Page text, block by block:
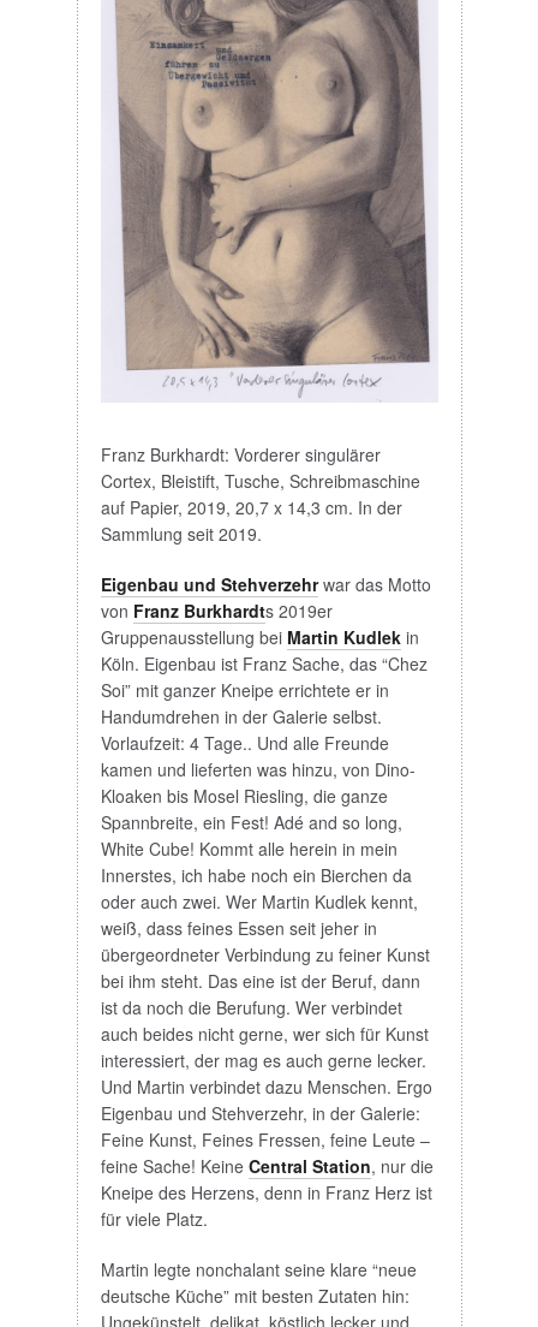
Cortex, Bleistift, Tusche, Schreibmaschine
auf Papier, 2019, 20,7 x 14,3 cm. In der
Sammlung seit 2019.
Eigenbau und Stehverzehr
von
Franz Burkhardt
s 2019er
Gruppenausstellung beiMartin Kudlek
Köln. Eigenbau ist Franz Sache, das “Chez
Soi” mit ganzer Kneipe errichtete er in
Handumdrehen in der Galerie selbst.
Vorlaufzeit: 4 Tage.. Und alle Freunde
kamen und lieferten was hinzu, von Dino-
Kloaken bis Mosel Riesling, die ganze
Spannbreite, ein Fest! Adé and so long,
White Cube! Kommt alle herein in mein
Innerstes, ich habe noch ein Bierchen da
oder auch zwei. Wer Martin Kudlek kennt,
weiß, dass feines Essen seit jeher in
übergeordneter Verbindung zu feiner Kunst
bei ihm steht. Das eine ist der Beruf, dann
ist da noch die Berufung. Wer verbindet
auch beides nicht gerne, wer sich für Kunst
interessiert, der mag es auch gerne lecker.
Und Martin verbindet dazu Menschen. Ergo
Eigenbau und Stehverzehr, in der Galerie:
Feine Kunst, Feines Fressen, feine Leute –
feine Sache! Keine
Central Station
, nur die
Kneipe des Herzens, denn in Franz Herz ist
für viele Platz.
Martin legte nonchalant seine klare “neue
deutsche Küche” mit besten Zutaten hin:
Ungekünstelt, delikat, köstlich lecker und
ohne unnötiges ChiChi. Handwerklich